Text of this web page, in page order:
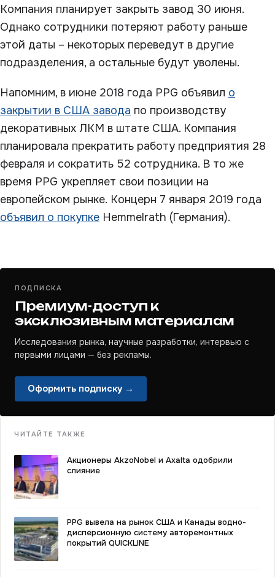
Компания планирует закрыть завод 30 июня.
Однако сотрудники потеряют работу раньше
этой даты – некоторых переведут в другие
подразделения, а остальные будут уволены.
Напомним, в июне 2018 года PPG объявил о
закрытии в США завода по производству
декоративных ЛКМ в штате США. Компания
планировала прекратить работу предприятия 28
февраля и сократить 52 сотрудника. В то же
время PPG укрепляет свои позиции на
европейском рынке. Концерн 7 января 2019 года
объявил о покупке Hemmelrath (Германия).
ПОДПИСКА
Премиум-доступ к
эксклюзивным материалам
Исследования рынка, научные разработки, интервью с
первыми лицами — без рекламы.
Оформить подписку →
ЧИТАЙТЕ ТАКЖЕ
Акционеры AkzoNobel и Axalta одобрили
слияние
PPG вывела на рынок США и Канады водно-
дисперсионную систему авторемонтных
покрытий QUICKLINE